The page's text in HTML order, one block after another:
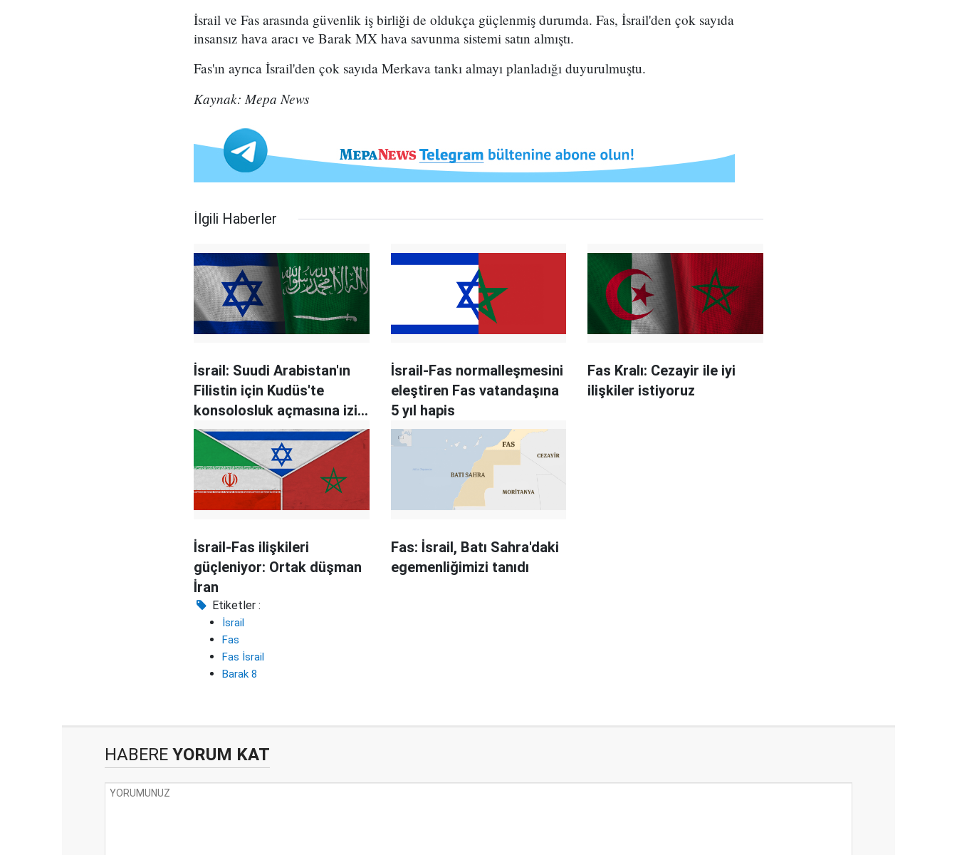
İsrail ve Fas arasında güvenlik iş birliği de oldukça güçlenmiş durumda. Fas, İsrail'den çok sayıda
insansız hava aracı ve Barak MX hava savunma sistemi satın almıştı.
Fas'ın ayrıca İsrail'den çok sayıda Merkava tankı almayı planladığı duyurulmuştu.
Kaynak: Mepa News
İlgili Haberler
İsrail: Suudi Arabistan'ın
Filistin için Kudüs'te
konsolosluk açmasına izin
yok
İsrail-Fas normalleşmesini
eleştiren Fas vatandaşına
5 yıl hapis
Fas Kralı: Cezayir ile iyi
ilişkiler istiyoruz
İsrail-Fas ilişkileri
güçleniyor: Ortak düşman
İran
Fas: İsrail, Batı Sahra'daki
egemenliğimizi tanıdı
Etiketler :
İsrail
Fas
Fas İsrail
Barak 8
HABERE YORUM KAT